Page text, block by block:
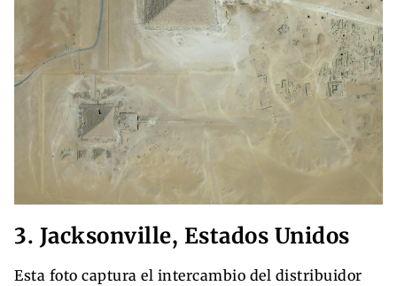
3. Jacksonville, Estados Unidos
Esta foto captura el intercambio del distribuidor